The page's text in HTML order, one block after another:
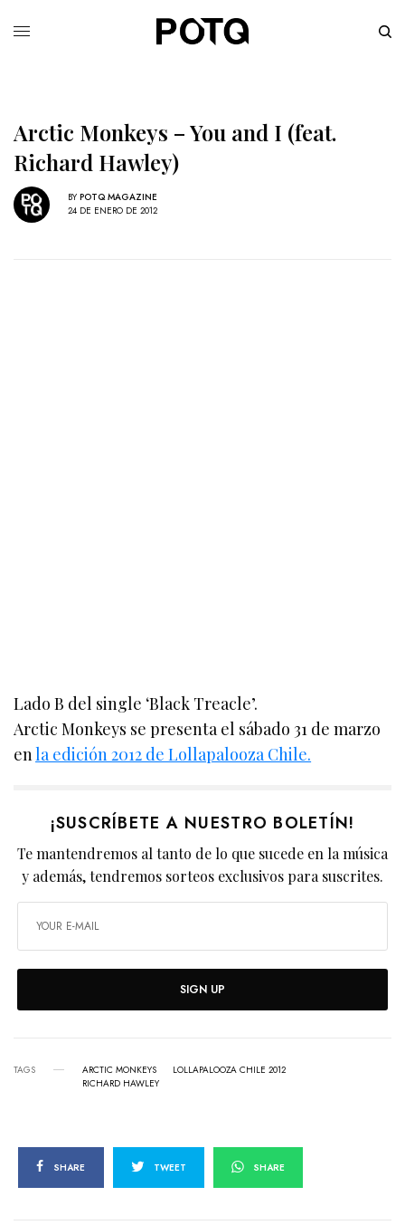
Arctic Monkeys – You and I (feat.
Richard Hawley)
BY POTQ MAGAZINE
24 DE ENERO DE 2012
Lado B del single ‘Black Treacle’.
Arctic Monkeys se presenta el sábado 31 de marzo
enla edición 2012 de Lollapalooza Chile.
¡SUSCRÍBETE A NUESTRO BOLETÍN!
Te mantendremos al tanto de lo que sucede en la música
y además, tendremos sorteos exclusivos para suscrites.
SIGN UP
TAGS ARCTIC MONKEYS
LOLLAPALOOZA CHILE 2012
RICHARD HAWLEY
SHARE TWEET SHARE